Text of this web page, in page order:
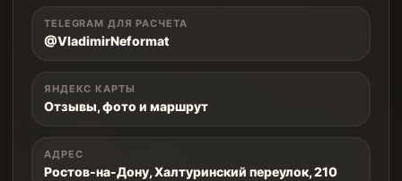
TELEGRAM ДЛЯ РАСЧЕТА
@VladimirNeformat
ЯНДЕКС КАРТЫ
Отзывы, фото и маршрут
АДРЕС
Ростов-на-Дону, Халтуринский переулок, 210